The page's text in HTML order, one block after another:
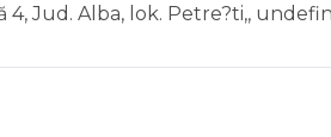
4, Jud. Alba, lok. Petre?ti,,